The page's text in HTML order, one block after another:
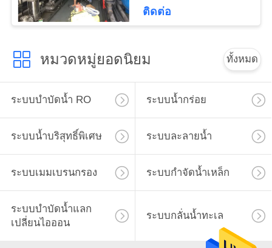
ติดต่อ
หมวดหมู่ยอดนิยม ทั้งหมด
ระบบบำบัดน้ำ RO ระบบน้ำกร่อย
ระบบน้ำบริสุทธิ์พิเศษ ระบบละลายน้ำ
ระบบเมมเบรนกรอง ระบบกำจัดน้ำเหล็ก
ระบบบำบัดน้ำแลก
เปลี่ยนไอออน
ระบบกลั่นน้ำทะเล